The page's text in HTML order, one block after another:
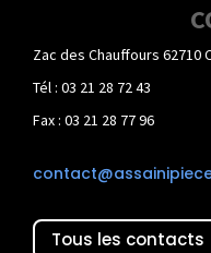
Zac des Chauffours 62710
Tél : 03 21 28 72 43
Fax : 03 21 28 77 96
Tous les contacts